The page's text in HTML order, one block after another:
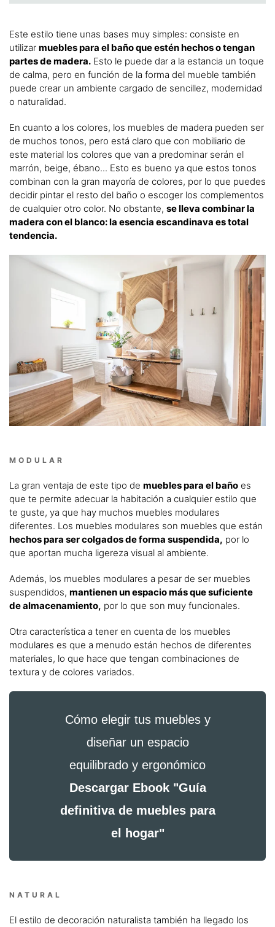
Este estilo tiene unas bases muy simples: consiste en
utilizar muebles para el baño que estén hechos o tengan
partes de madera. Esto le puede dar a la estancia un toque
de calma, pero en función de la forma del mueble también
puede crear un ambiente cargado de sencillez, modernidad
o naturalidad.
En cuanto a los colores, los muebles de madera pueden ser
de muchos tonos, pero está claro que con mobiliario de
este material los colores que van a predominar serán el
marrón, beige, ébano... Esto es bueno ya que estos tonos
combinan con la gran mayoría de colores, por lo que puedes
decidir pintar el resto del baño o escoger los complementos
de cualquier otro color. No obstante, se lleva combinar la
madera con el blanco: la esencia escandinava es total
tendencia.
MODULAR
La gran ventaja de este tipo de muebles para el baño es
que te permite adecuar la habitación a cualquier estilo que
te guste, ya que hay muchos muebles modulares
diferentes. Los muebles modulares son muebles que están
hechos para ser colgados de forma suspendida, por lo
que aportan mucha ligereza visual al ambiente.
Además, los muebles modulares a pesar de ser muebles
suspendidos, mantienen un espacio más que suficiente
de almacenamiento, por lo que son muy funcionales.
Otra característica a tener en cuenta de los muebles
modulares es que a menudo están hechos de diferentes
materiales, lo que hace que tengan combinaciones de
textura y de colores variados.
Cómo elegir tus muebles y
diseñar un espacio
equilibrado y ergonómico
Descargar Ebook "Guía
definitiva de muebles para
el hogar"
NATURAL
El estilo de decoración naturalista también ha llegado los